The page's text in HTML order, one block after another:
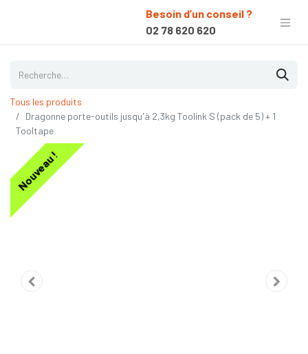
Besoin d’un conseil ?
02 78 620 620
Tous les produits
Dragonne porte-outils jusqu'à 2,3kg Toolink S (pack de 5) + 1
Tooltape
Nouveau !